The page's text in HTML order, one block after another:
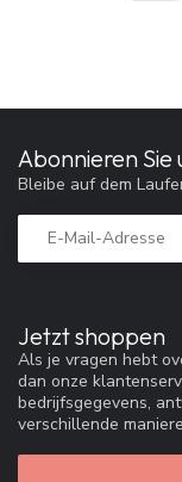
Jetzt shoppen
Als je vragen hebt
dan onze
bedrijfsgegevens,
verschillende
Abonnieren
Bleibe auf dem